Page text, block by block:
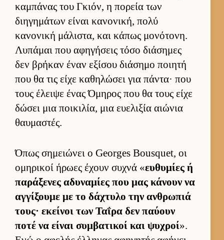
καμπάνας του Γκιόν, η πορεία των
διηγημάτων εί­ναι κανονική, πολύ
κανονική μάλιστα, και κάπως μονότονη.
Λυπάμαι που αφηγήσεις τόσο διάσημες
δεν βρήκαν έναν εξίσου διάσημο ποι­ητή
που θα τις είχε καθηλώσει για πάντα· που
τους έλειψε ένας Όμηρος που θα τους είχε
δώσει μια ποι­κιλία, μια ευ­ελιξία αιώνια
θαυ­μαστές.
Όπως σημειώνει ο Georges Bousquet, οι
ομηρικοί ήρωες έχουν συχνά «ευ­θυμίες ή
παράξενες αδυναμίες που μας κάνουν να
αγ­γίξουμε με το δάχτυλο την αν­θρωπιά
τους· εκεί­νοι των Ταΐρα δεν παύ­ουν
ποτέ να εί­ναι συμ­βατικοί και ψυχροί».